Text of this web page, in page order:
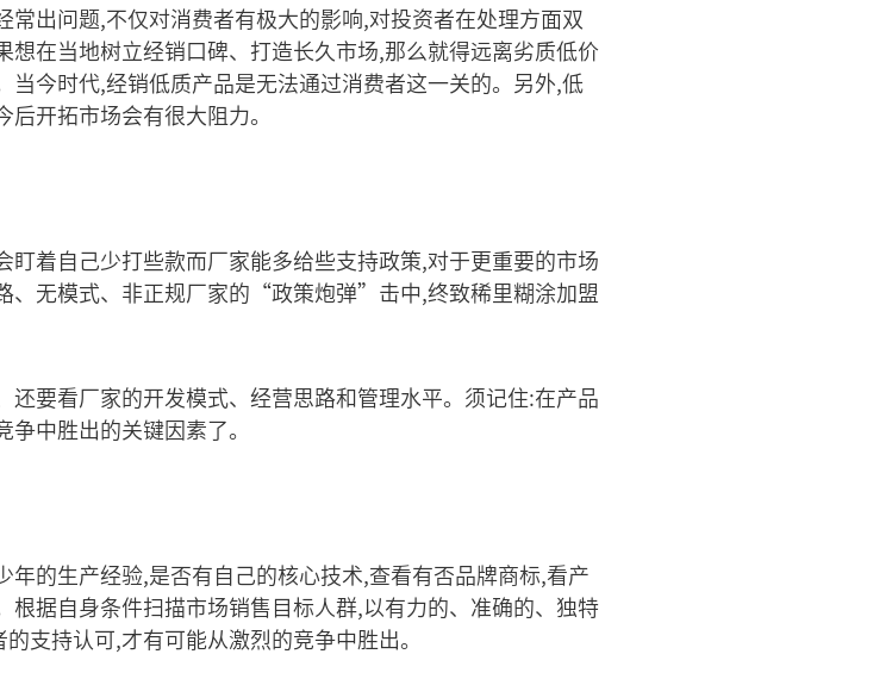
出问题,不仅对消费者有极大的影响,对投资者在处理方面双
在当地树立经销口碑、打造长久市场,那么就得远离劣质低价
今时代,经销低质产品是无法通过消费者这一关的。另外,低
开拓市场会有很大阻力。
着自己少打些款而厂家能多给些支持政策,对于更重要的市场
、无模式、非正规厂家的“政策炮弹”击中,终致稀里糊涂加盟
要看厂家的开发模式、经营思路和管理水平。须记住:在产品
中胜出的关键因素了。
的生产经验,是否有自己的核心技术,查看有否品牌商标,看产
据自身条件扫描市场销售目标人群,以有力的、准确的、独特
支持认可,才有可能从激烈的竞争中胜出。